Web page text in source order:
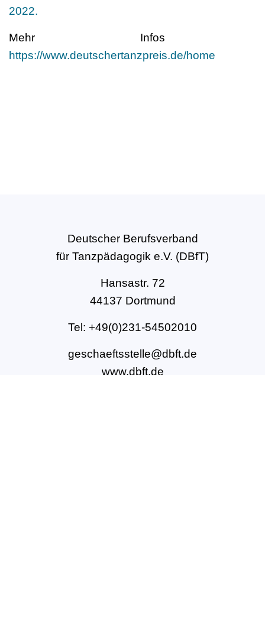
2022.
Mehr Infos
https://www.deutschertanzpreis.de/home
Deutscher Berufsverband
für Tanzpädagogik e.V. (DBfT)
Hansastr. 72
44137 Dortmund
Tel: +49(0)231-54502010
geschaeftsstelle@dbft.de
www.dbft.de